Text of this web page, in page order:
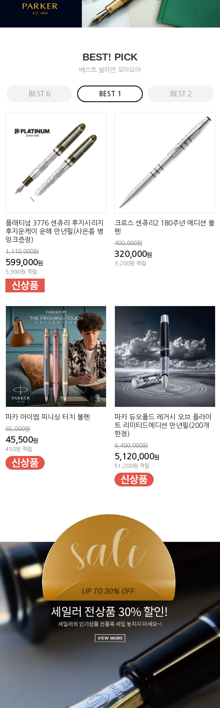
BEST! PICK
베스트 셀러만 모아모아
BEST 6 BEST 1 BEST 2
플래티넘 3776 센츄리 후지시리지
후지운케이 운해 만년필(사은품 병
잉크증정)
1,110,000원
599,000원
5,990원 적립
크로스 센츄리2 180주년 에디션 볼
펜
400,000원
320,000원
3,200원 적립
파카 아이엠 피니싱 터치 볼펜
65,000원
45,500원
450원 적립
파카 듀오폴드 레거시 오브 플라이
트 리미티드에디션 만년필(200개
한정)
6,400,000원
5,120,000원
51,200원 적립